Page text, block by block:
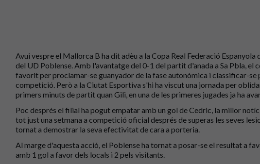
Avui vespre el Mallorca B ha dit adèu a la Copa Real Federació
del UD Poblense. Amb l'avantatge del 0-1 del partit d'anada a Sa Pbla, el
favorit per proclamar-se guanyador de la fase autonòmica i classificar-se
competició. Però a la Ciutat Esportiva s'hi ha viscut una jornada per
primers minuts de partit quan Gili, en una de les primeres jugades ja ha
Poc després el filial ha pogut empatar amb un gol de Cedric, la millor
tot just una setmana a competició oficial després de superas les seves
tornat a demostrar la seva efectivitat de cara a porteria.
Al marge d'aquesta acció, el Poblense ha tornat a posar-se el resultat a
amb 1 gol a favor dels locals i 2 pels visitants.